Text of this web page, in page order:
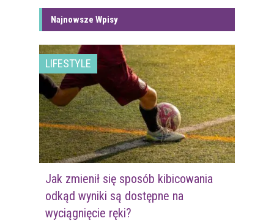
Najnowsze Wpisy
LIFESTYLE
Jak zmienił się sposób kibicowania
odkąd wyniki są dostępne na
wyciągnięcie ręki?